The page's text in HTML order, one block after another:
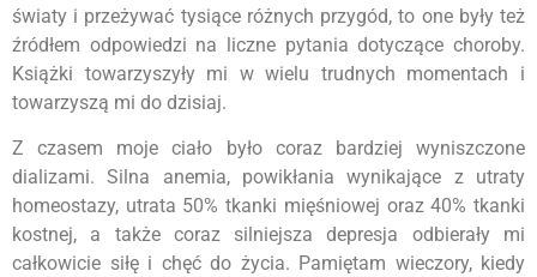
światy i przeżywać tysiące różnych przygód, to one były też
źródłem odpowiedzi na liczne pytania dotyczące choroby.
Książki towarzyszyły mi w wielu trudnych momentach i
towarzyszą mi do dzisiaj.
Z czasem moje ciało było coraz bardziej wyniszczone
dializami. Silna anemia, powikłania wynikające z utraty
homeostazy, utrata 50% tkanki mięśniowej oraz 40% tkanki
kostnej, a także coraz silniejsza depresja odbierały mi
całkowicie siłę i chęć do życia. Pamiętam wieczory, kiedy